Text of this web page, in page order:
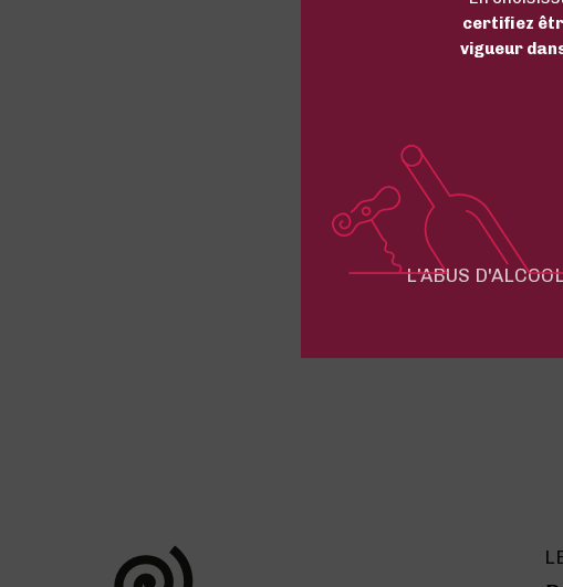
certifiez
vigueur
L'ABUS